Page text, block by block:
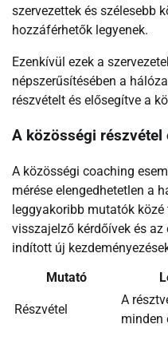
szervezettek és szélesebb
hozzáférhetők legyenek.
Ezenkívül ezek a
népszerűsítésében a
részvételt és elősegítve a
A közösségi részvétel
A közösségi coaching
mérése elengedhetetlen a
leggyakoribb mutatók
visszajelző kérdőívek és az
indított új
Mutató
Részvétel
A
minden